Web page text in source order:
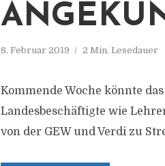
8. Februar 2019 2 Min. Lesedauer
Kommende Woche könnte
Landesbeschäftigte wie
von der GEW und Verdi zu